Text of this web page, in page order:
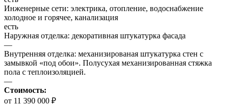
Инженерные сети: электрика, отопление, водоснабжение
холодное и горячее, канализация
есть
Наружная отделка: декоративная штукатурка фасада
—
Внутренняя отделка: механизированая штукатурка стен с
замывкой «под обои». Полусухая механизированная стяжка
пола с теплоизоляцией.
—
Стоимость:
от 11 390 000 ₽